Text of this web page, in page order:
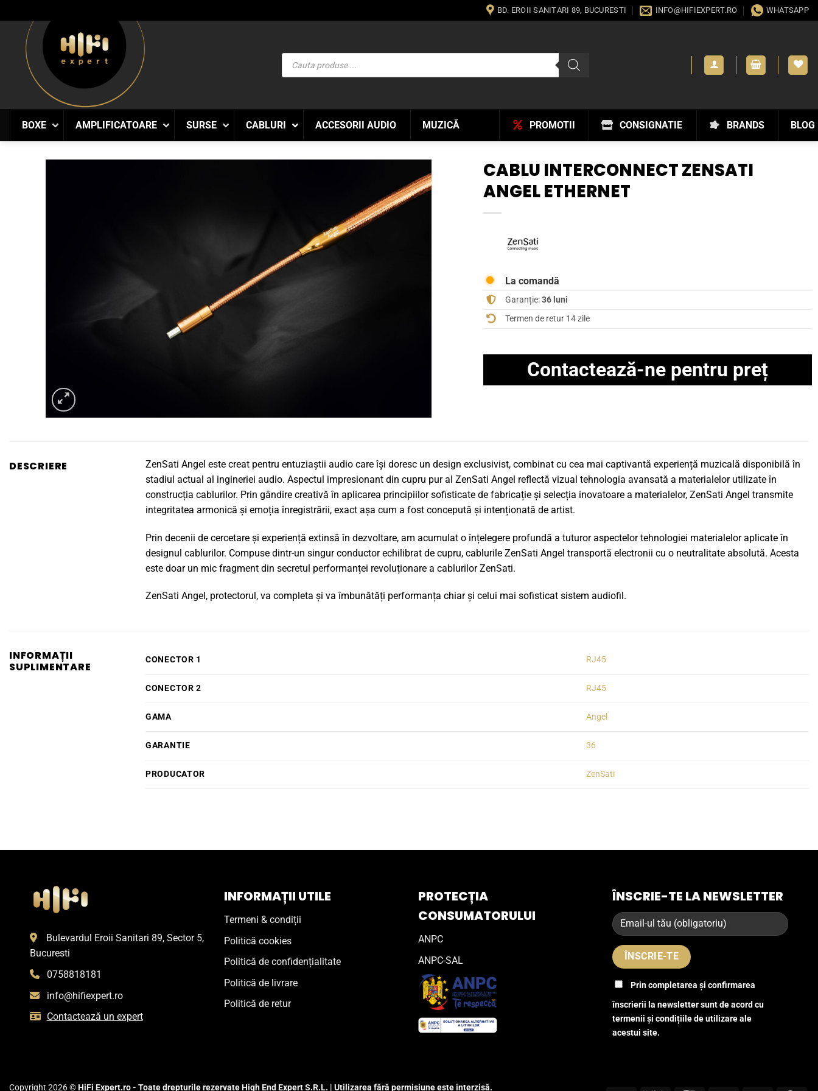
to
content
BD. EROII SANITARI 89, BUCURESTI INFO@HIFIEXPERT.RO WHATSAPP
Products
search
BOXE AMPLIFICATOARE SURSE CABLURI ACCESORII AUDIO MUZICĂ BLOG
BRANDS
CONSIGNATIE
PROMOTII
WISHLIST
CABLU INTERCONNECT ZENSATI
ANGEL ETHERNET
La comandă
Garanție:36 luni
Termen de retur 14 zile
Contactează-ne pentru preț
DESCRIERE
ZenSati Angel este creat pentru entuziaștii audio care își doresc un design exclusivist, combinat cu cea mai captivantă experiență muzicală disponibilă în
stadiul actual al ingineriei audio. Aspectul impresionant din cupru pur al ZenSati Angel reflectă vizual tehnologia avansată a materialelor utilizate în
construcția cablurilor. Prin gândire creativă în aplicarea principiilor sofisticate de fabricație și selecția inovatoare a materialelor, ZenSati Angel transmite
integritatea armonică și emoția înregistrării, exact așa cum a fost concepută și intenționată de artist.
Prin decenii de cercetare și experiență extinsă în dezvoltare, am acumulat o înțelegere profundă a tuturor aspectelor tehnologiei materialelor aplicate în
designul cablurilor. Compuse dintr-un singur conductor echilibrat de cupru, cablurile ZenSati Angel transportă electronii cu o neutralitate absolută. Acesta
este doar un mic fragment din secretul performanței revoluționare a cablurilor ZenSati.
ZenSati Angel, protectorul, va completa și va îmbunătăți performanța chiar și celui mai sofisticat sistem audiofil.
INFORMAȚII
SUPLIMENTARE
CONECTOR 1 RJ45
CONECTOR 2 RJ45
GAMA Angel
GARANTIE 36
PRODUCATOR ZenSati
Bulevardul Eroii Sanitari 89, Sector 5,
Bucuresti
0758818181
info@hifiexpert.ro
Contactează un expert
INFORMAȚII UTILE
Termeni & condiții
Politică cookies
Politică de confidențialitate
Politică de livrare
Politică de retur
PROTECȚIA
CONSUMATORULUI
ANPC
ANPC-SAL
ÎNSCRIE-TE LA NEWSLETTER
Prin completarea și confirmarea
înscrierii la newsletter sunt de acord cu
termenii și condițiile de utilizare ale
acestui site.
Copyright 2026 ©HiFi Expert.ro - Toate drepturile rezervate High End Expert S.R.L. | Utilizarea fără permisiune este interzisă.